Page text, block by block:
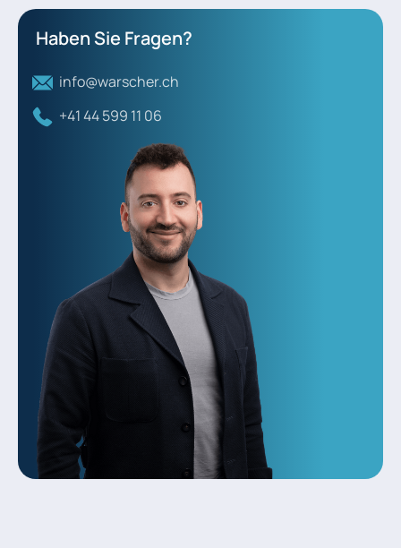
Haben Sie Fragen?
info@warscher.ch
+41 44 599 11 06